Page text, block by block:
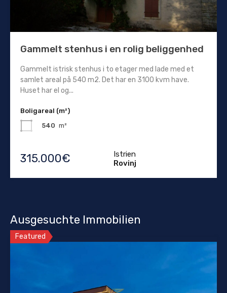
Gammelt stenhus i en rolig beliggenhed
Gammelt istrisk stenhus i to etager med lade med et
samlet areal på 540 m2. Det har en 3100 kvm have.
Huset har el og...
Boligareal (m²)
540 m²
315.000€
Istrien
Rovinj
Ausgesuchte Immobilien
Featured